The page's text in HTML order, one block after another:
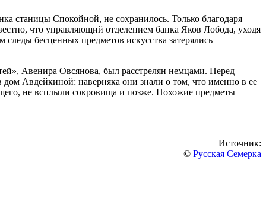
станицы Спокойной, не сохранилось. Только благодаря
что управляющий отделением банка Яков Лобода, уходя
бесценных предметов искусства затерялись
Авенира Овсянова, был расстрелян немцами. Перед
Авдейкиной: наверняка они знали о том, что именно в ее
не всплыли сокровища и позже. Похожие предметы
Источник:
© Русская Семерка